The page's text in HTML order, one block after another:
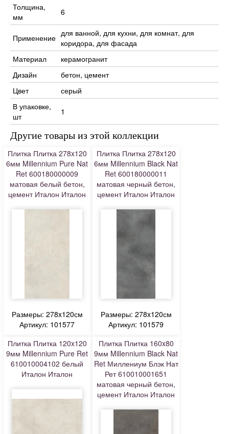
Толщина,
мм
6
Применение для ванной, для кухни, для комнат, для
коридора, для фасада
Материал
керамогранит
Дизайн
бетон, цемент
Цвет
серый
В упаковке,
шт
1
Другие товары из этой коллекции
Плитка Плитка 278x120
6мм Millennium Pure Nat
Ret 600180000009
матовая белый бетон,
цемент Италон Италон
Размеры: 278x120см
Артикул: 101577
Плитка Плитка 278x120
6мм Millennium Black Nat
Ret 600180000011
матовая черный бетон,
цемент Италон Италон
Размеры: 278x120см
Артикул: 101579
Плитка Плитка 120x120
9мм Millennium Pure Ret
610010004102 белый
Италон Италон
Плитка Плитка 160x80
9мм Millennium Black Nat
Ret Миллениум Блэк Нат
Рет 610010001651
матовая черный бетон,
цемент Италон Италон